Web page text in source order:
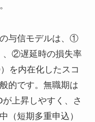
与信モデルは、①
、②遅延時の損失率
を内在化したスコ
的です。無職期は
が上昇しやすく、さ
（短期多重申込）